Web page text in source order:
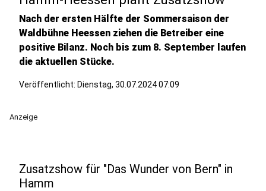
Nach der ersten Hälfte der Sommersaison der
Waldbühne Heessen ziehen die Betreiber eine
positive Bilanz. Noch bis zum 8. September laufen
die aktuellen Stücke.
Veröffentlicht: Dienstag, 30.07.2024 07:09
Anzeige
Zusatzshow für "Das Wunder von Bern" in
Hamm